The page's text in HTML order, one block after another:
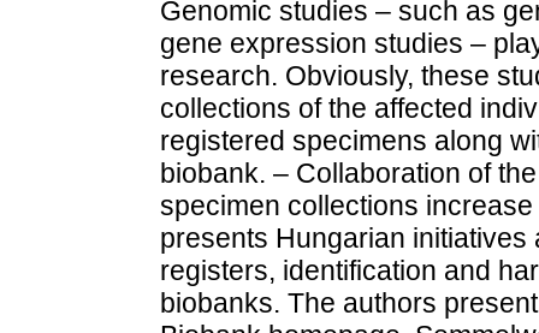
Genomic studies – such as
gene expression studies –
research. Obviously, these
collections of the affected
registered specimens along
biobank. – Collaboration of
specimen collections
presents Hungarian
registers, identification and
biobanks. The authors